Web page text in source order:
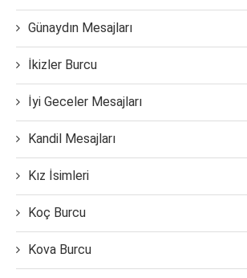
Günaydın Mesajları
İkizler Burcu
İyi Geceler Mesajları
Kandil Mesajları
Kız İsimleri
Koç Burcu
Kova Burcu